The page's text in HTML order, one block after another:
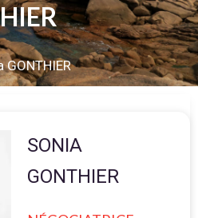
GONTHIER
SONIA
GONTHIER